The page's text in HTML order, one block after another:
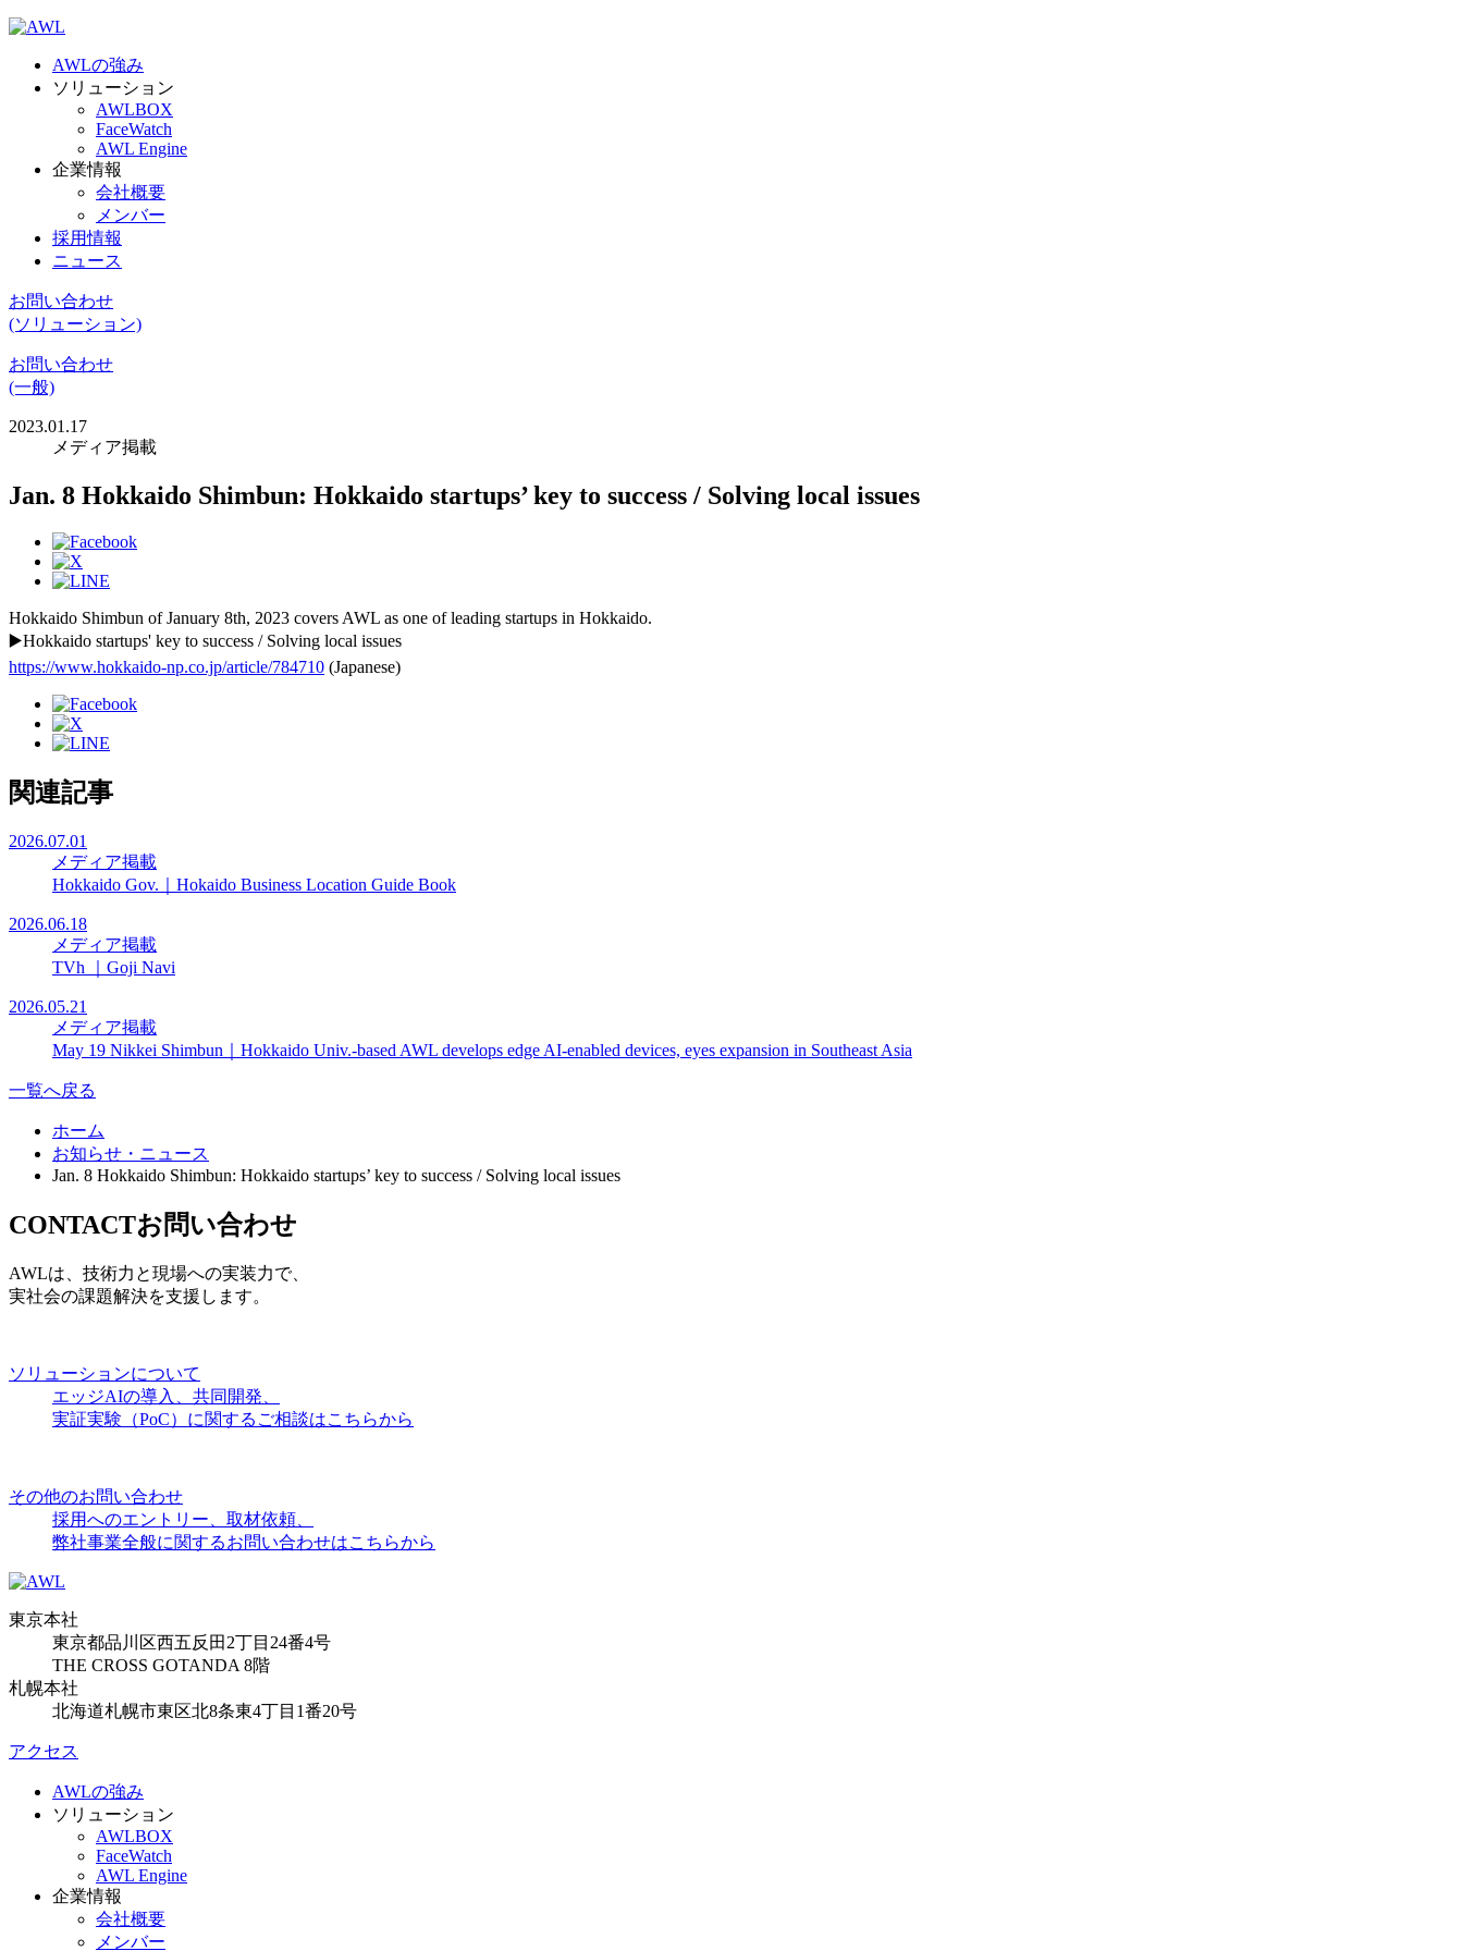
AWLの強み
ソリューション
AWLBOX
FaceWatch
AWL Engine
企業情報
会社概要
メンバー
採用情報
ニュース
お問い合わせ
(ソリューション)
お問い合わせ
(一般)
2023.01.17
メディア掲載
Jan. 8 Hokkaido Shimbun: Hokkaido startups’ key to success / Solving local issues
Hokkaido Shimbun of January 8th, 2023 covers AWL as one of leading startups in Hokkaido.
▶️Hokkaido startups' key to success / Solving local issues
https://www.hokkaido-np.co.jp/article/784710 (Japanese)
関連記事
2026.07.01
メディア掲載
Hokkaido Gov.｜Hokaido Business Location Guide Book
2026.06.18
メディア掲載
TVh ｜Goji Navi
2026.05.21
メディア掲載
May 19 Nikkei Shimbun｜Hokkaido Univ.-based AWL develops edge AI-enabled devices, eyes expansion in Southeast Asia
一覧へ戻る
ホーム
お知らせ・ニュース
Jan. 8 Hokkaido Shimbun: Hokkaido startups’ key to success / Solving local issues
CONTACTお問い合わせ
AWLは、技術力と現場への実装力で、
実社会の課題解決を支援します。
ソリューションについて
エッジAIの導入、共同開発、
実証実験（PoC）に関するご相談はこちらから
その他のお問い合わせ
採用へのエントリー、取材依頼、
弊社事業全般に関するお問い合わせはこちらから
東京本社
東京都品川区西五反田2丁目24番4号
THE CROSS GOTANDA 8階
札幌本社
北海道札幌市東区北8条東4丁目1番20号
アクセス
AWLの強み
ソリューション
AWLBOX
FaceWatch
AWL Engine
企業情報
会社概要
メンバー